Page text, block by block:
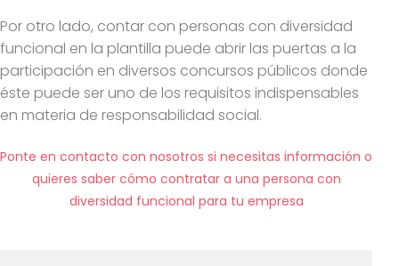
Por otro lado, contar con personas con diversidad
funcional en la plantilla puede abrir las puertas a la
participación en diversos concursos públicos donde
éste puede ser uno de los requisitos indispensables
en materia de responsabilidad social.
Ponte en contacto con nosotros si necesitas información o
quieres saber cómo contratar a una persona con
diversidad funcional para tu empresa